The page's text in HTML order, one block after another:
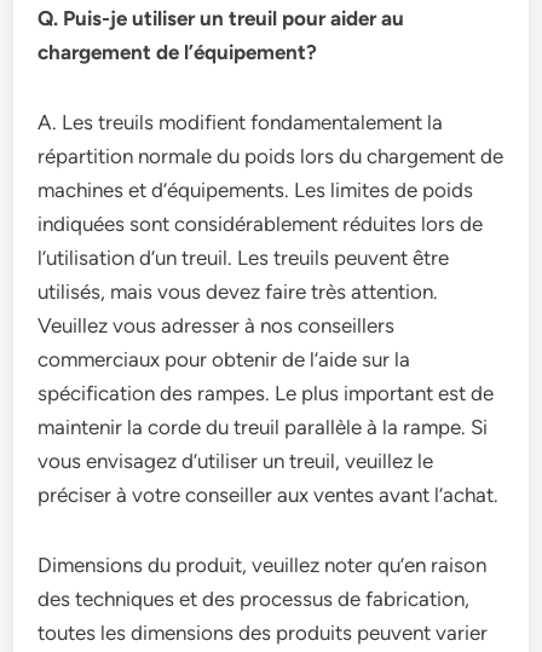
Q. Puis-je utiliser un treuil pour aider au
chargement de l’équipement?
A. Les treuils modifient fondamentalement la
répartition normale du poids lors du chargement de
machines et d’équipements. Les limites de poids
indiquées sont considérablement réduites lors de
l’utilisation d’un treuil. Les treuils peuvent être
utilisés, mais vous devez faire très attention.
Veuillez vous adresser à nos conseillers
commerciaux pour obtenir de l’aide sur la
spécification des rampes. Le plus important est de
maintenir la corde du treuil parallèle à la rampe. Si
vous envisagez d’utiliser un treuil, veuillez le
préciser à votre conseiller aux ventes avant l’achat.
Dimensions du produit, veuillez noter qu’en raison
des techniques et des processus de fabrication,
toutes les dimensions des produits peuvent varier